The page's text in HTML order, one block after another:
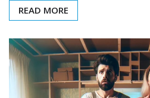
READ MORE